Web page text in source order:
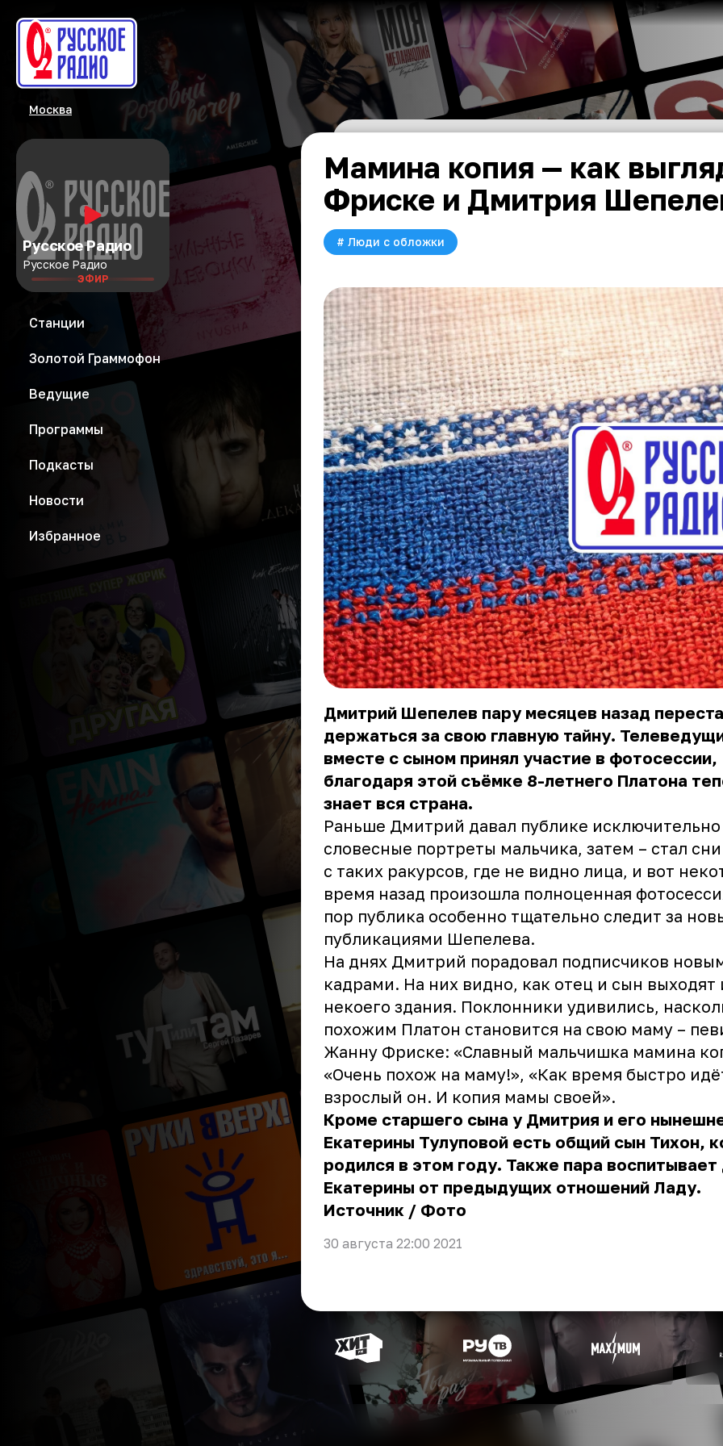
Москва
Русское Радио
Русское Радио
ЭФИР
Станции
Золотой Граммофон
Ведущие
Программы
Подкасты
Новости
Избранное
Мамина копия — как
Фриске и Дмитрия
# Люди с обложки
Дмитрий Шепелев пару месяцев назад
держаться за свою главную тайну.
вместе с сыном принял участие в фотосессии,
благодаря этой съёмке 8-летнего Платона
знает вся страна.
Раньше Дмитрий давал публике исключительно
словесные портреты мальчика, затем – стал
с таких ракурсов, где не видно лица, и вот
время назад произошла полноценная
пор публика особенно тщательно следит за
публикациями Шепелева.
На днях Дмитрий порадовал подписчиков
кадрами. На них видно, как отец и сын выходят
некоего здания. Поклонники удивились,
похожим Платон становится на свою маму –
Жанну Фриске: «Славный мальчишка мамина
«Очень похож на маму!», «Как время быстро
взрослый он. И копия мамы своей».
Кроме старшего сына у Дмитрия и его
Екатерины Тулуповой есть общий сын Тихон,
родился в этом году. Также пара воспитывает
Екатерины от предыдущих отношений Ладу.
Источник / Фото
30 августа 22:00 2021